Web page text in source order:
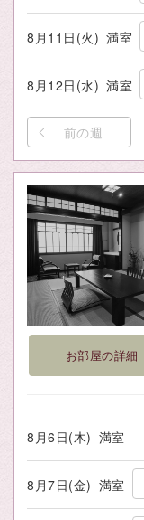
8月11日(火) 満室
8月12日(水) 満室
前の週
お部屋の詳細
8月6日(木) 満室
8月7日(金) 満室